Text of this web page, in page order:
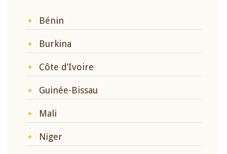
Bénin
Burkina
Côte d’Ivoire
Guinée-Bissau
Mali
Niger